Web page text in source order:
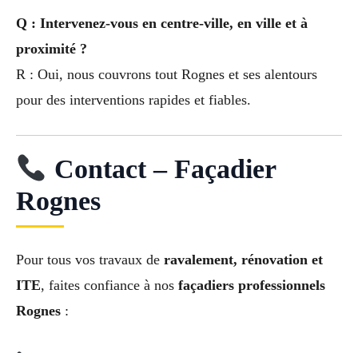
Q : Intervenez-vous en centre-ville, en ville et à
proximité ?
R : Oui, nous couvrons tout Rognes et ses alentours
pour des interventions rapides et fiables.
Contact – Façadier
Rognes
Pour tous vos travaux de ravalement, rénovation et
ITE, faites confiance à nos façadiers professionnels
Rognes :